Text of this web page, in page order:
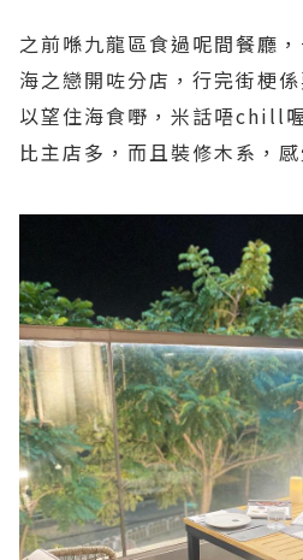
之前喺九龍區食過呢間餐廳
海之戀開咗分店，行完街梗
以望住海食嘢，米話唔chill
比主店多，而且裝修木系，